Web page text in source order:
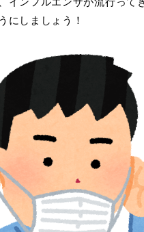
にしましょう！